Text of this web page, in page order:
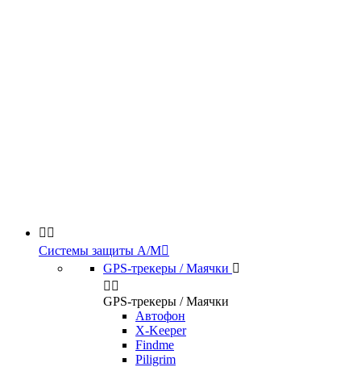
 
Системы защиты А/М
GPS-трекеры / Маячки 
 
GPS-трекеры / Маячки
Автофон
X-Keeper
Findme
Piligrim